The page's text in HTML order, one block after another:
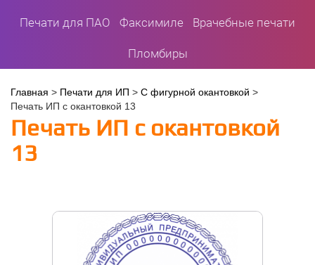
Печати для ПАО Факсимиле Врачебные печати
Пломбиры
Вы
здесь
Главная > Печати для ИП > С фигурной окантовкой >
Печать ИП с окантовкой 13
Печать ИП с окантовкой
13